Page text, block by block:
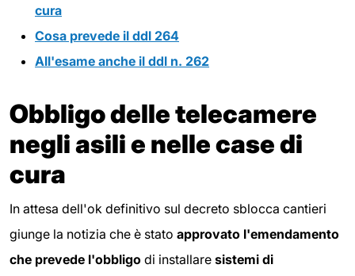
cura
Cosa prevede il ddl 264
All'esame anche il ddl n. 262
Obbligo delle telecamere
negli asili e nelle case di
cura
In attesa dell'ok definitivo sul decreto sblocca cantieri
giunge la notizia che è stato approvato l'emendamento
che prevede l'obbligo di installare sistemi di